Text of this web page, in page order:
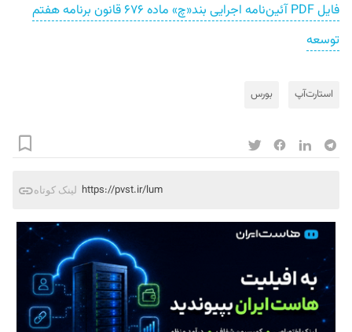
فایل PDF آئین‌نامه اجرایی بند«چ» ماده ۶۷۶ قانون برنامه هفتم
توسعه
استارت‌آپ بورس
لینک کوتاه https://pvst.ir/lum